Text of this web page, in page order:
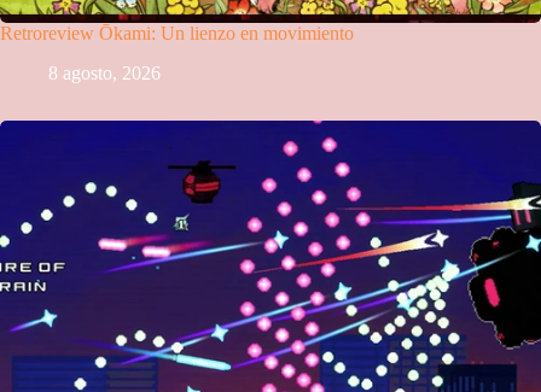
Retroreview Ōkami: Un lienzo en movimiento
8 agosto, 2026